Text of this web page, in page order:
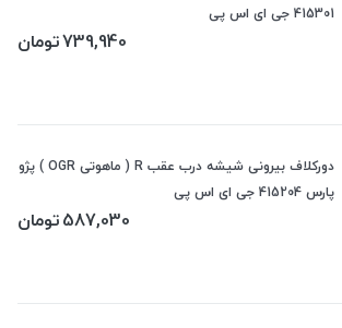
415301 جی ای اس پی
739,940تومان
دورکلاف بیرونی شیشه درب عقب R ( ماهوتی OGR ) پژو
پارس 415204 جی ای اس پی
587,030تومان